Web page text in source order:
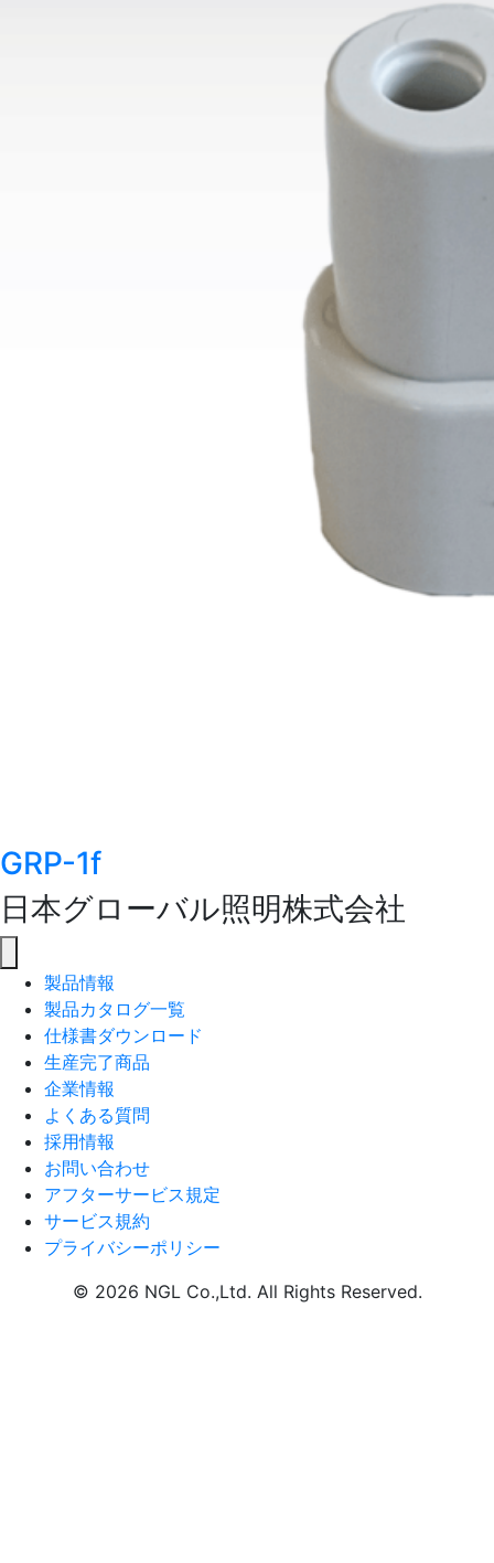
GRP-1f
日本グローバル照明株式会社
製品情報
製品カタログ一覧
仕様書ダウンロード
生産完了商品
企業情報
よくある質問
採用情報
お問い合わせ
アフターサービス規定
サービス規約
プライバシーポリシー
© 2026 NGL Co.,Ltd. All Rights Reserved.